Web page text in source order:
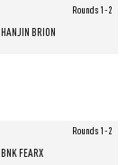
HANJIN BRION
Rounds 1-2
BNK FEARX
Rounds 1-2